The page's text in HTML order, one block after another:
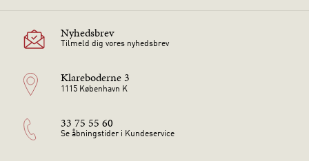
Nyhedsbrev
Tilmeld dig vores nyhedsbrev
Klareboderne 3
1115 København K
33 75 55 60
Se åbningstider i Kundeservice